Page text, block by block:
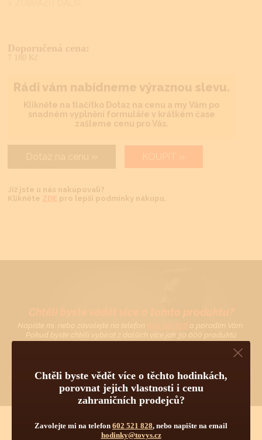
Chtěli byste vědět více o těchto hodinkách,
porovnat jejich vlastnosti i cenu
zahraničních prodejců?
Zavolejte mi na telefon 602 521 828, nebo napište na email
hodinky@tovys.cz
Doporučená cena:
7 180 Kč
Rádi vám nabídneme výraznou slevu.
Klikněte na tlačítko Dotaz na cenu a my Vám po
snadném vyplnění formuláře v krátkém čase
zašleme cenu pro Vás.
KOUPIT
Již jste u nás nakupovali?
Klikněte ZDE pro lepší podmínky nákupu.
Napište mi, nebo zavolejte na telefon 602 521 828 a poradím Vám.
Pokud byste chtěli vybírat z dalších více jak 30 000 produktů
od 55 světových značek, navštivte náš hlavní eshop firmy: